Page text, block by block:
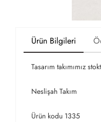
Ürün Bilgileri
Tasarım takımımız
Neslişah Takım
Ürün kodu 1335